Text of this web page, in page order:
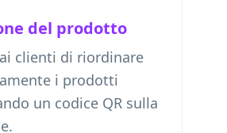
del prodotto
clienti di riordinare
i prodotti
un codice QR sulla